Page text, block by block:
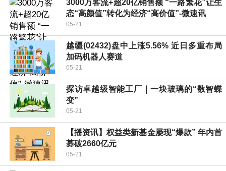
3000万客流+超20亿销售额 “一路繁花”让生
态“高颜值”转化为经济“高价值”-微速讯
05-21
越疆(02432)盘中上涨5.56% 近日多重布局
加码机器人赛道
05-21
探访卓越级智能工厂｜一块玻璃的“数智蝶
变”
05-21
【播资讯】权益类新基金屡现“爆款” 年内首
募破2660亿元
05-21